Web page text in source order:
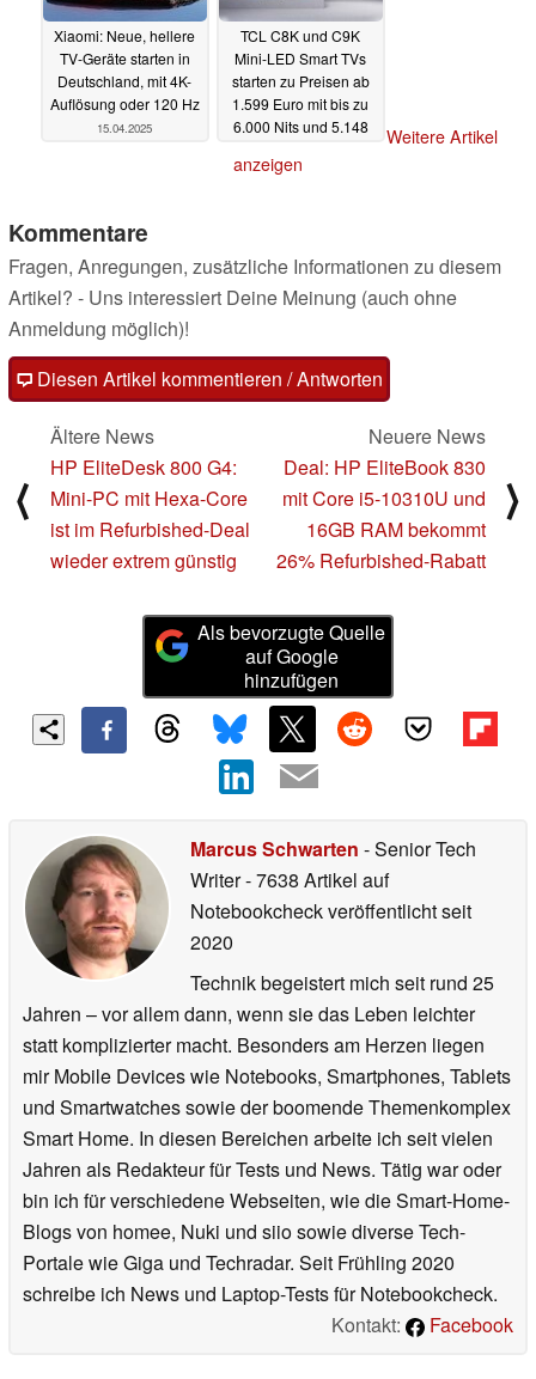
Xiaomi: Neue, hellere
TV-Geräte starten in
Deutschland, mit 4K-
Auflösung oder 120 Hz
15.04.2025
TCL C8K und C9K
Mini-LED Smart TVs
starten zu Preisen ab
1.599 Euro mit bis zu
6.000 Nits und 5.148
07.04.2025
Weitere Artikel
anzeigen
Kommentare
Fragen, Anregungen, zusätzliche Informationen zu diesem
Artikel? - Uns interessiert Deine Meinung (auch ohne
Anmeldung möglich)!
Diesen Artikel kommentieren / Antworten
⟨
Ältere News
HP EliteDesk 800 G4:
Mini-PC mit Hexa-Core
ist im Refurbished-Deal
wieder extrem günstig
Neuere News
Deal: HP EliteBook 830
mit Core i5-10310U und
16GB RAM bekommt
26% Refurbished-Rabatt
⟩
Als bevorzugte Quelle
auf Google
hinzufügen
Marcus Schwarten - Senior Tech
Writer- 7638 Artikel auf
Notebookcheck veröffentlichtseit
2020
Technik begeistert mich seit rund 25
Jahren – vor allem dann, wenn sie das Leben leichter
statt komplizierter macht. Besonders am Herzen liegen
mir Mobile Devices wie Notebooks, Smartphones, Tablets
und Smartwatches sowie der boomende Themenkomplex
Smart Home. In diesen Bereichen arbeite ich seit vielen
Jahren als Redakteur für Tests und News. Tätig war oder
bin ich für verschiedene Webseiten, wie die Smart-Home-
Blogs von homee, Nuki und siio sowie diverse Tech-
Portale wie Giga und Techradar. Seit Frühling 2020
schreibe ich News und Laptop-Tests für Notebookcheck.
Kontakt:
Facebook